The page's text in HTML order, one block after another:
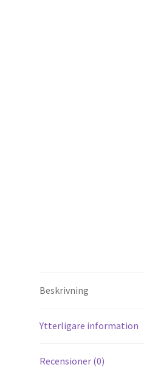
Beskrivning
Ytterligare information
Recensioner (0)